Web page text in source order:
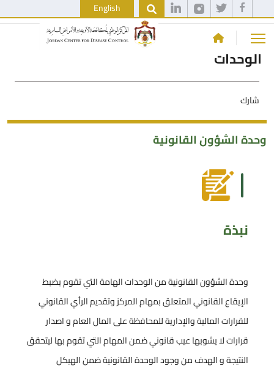
English
الوحدات
شارك
وحدة الشؤون القانونية
نبذة
وحدة الشؤون القانونية من الوحدات الهامة التي تقوم بضبط
الإيقاع القانوني المتعلق بمهام المركز وتقديم الرأي القانوني
للقرارات المالية والإدارية للمحافظة على المال العام و اصدار
قرارات لا يشوبها عيب قانوني ضمن المهام التي تقوم بها ليتحقق
النتيجة و الهدف من وجود الوحدة القانونية ضمن الهيكل